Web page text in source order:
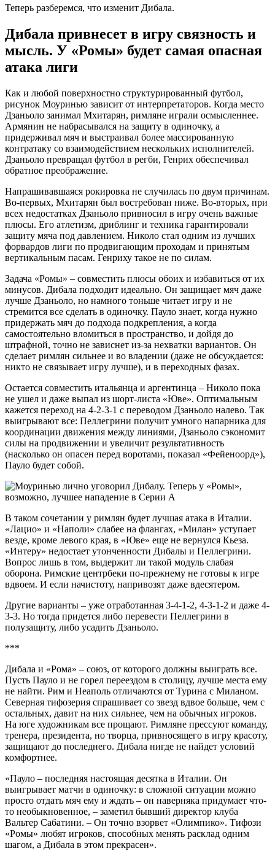
Теперь разберемся, что изменит Дибала.
Дибала привнесет в игру связность и
мысль. У «Ромы» будет самая опасная
атака лиги
Как и любой поверхностно структурированный футбол,
рисунок Моуринью зависит от интерпретаторов. Когда место
Дзаньоло занимал Мхитарян, римляне играли осмысленнее.
Армянин не набрасывался на защиту в одиночку, а
придерживал мяч и выстраивал более массированную
контратаку со взаимодействием нескольких исполнителей.
Дзаньоло превращал футбол в регби, Генрих обеспечивал
обратное преображение.
Напрашивавшаяся рокировка не случилась по двум причинам.
Во-первых, Мхитарян был востребован ниже. Во-вторых, при
всех недостатках Дзаньоло привносил в игру очень важные
плюсы. Его атлетизм, дриблинг и техника гарантировали
защиту мяча под давлением. Николо стал одним из лучших
форвардов лиги по продвигающим проходам и принятым
вертикальным пасам. Генриху такое не по силам.
Задача «Ромы» – совместить плюсы обоих и избавиться от их
минусов. Дибала подходит идеально. Он защищает мяч даже
лучше Дзаньоло, но намного тоньше читает игру и не
стремится все сделать в одиночку. Пауло знает, когда нужно
придержать мяч до подхода подкрепления, а когда
самостоятельно вломиться в пространство, и дойдя до
штрафной, точно не зависнет из-за нехватки вариантов. Он
сделает римлян сильнее и во владении (даже не обсуждается:
никто не связывает игру лучше), и в переходных фазах.
Остается совместить итальянца и аргентинца – Николо пока
не ушел и даже выпал из шорт-листа «Юве». Оптимальным
кажется переход на 4-2-3-1 с переводом Дзаньоло налево. Так
выигрывают все: Пеллегрини получит умного напарника для
координации движения между линиями, Дзаньоло сэкономит
силы на продвижении и увеличит результативность
(насколько он опасен перед воротами, показал «Фейеноорд»),
Пауло будет собой.
В таком сочетании у римлян будет лучшая атака в Италии.
«Лацио» и «Наполи» слабее на флангах, «Милан» уступает
везде, кроме левого края, в «Юве» еще не вернулся Кьеза.
«Интеру» недостает утонченности Дибалы и Пеллегрини.
Вопрос лишь в том, выдержит ли такой модуль слабая
оборона. Римские центрбеки по-прежнему не готовы к игре
вдвоем. И если начистоту, напривозят даже вдесятером.
Другие варианты – уже отработанная 3-4-1-2, 4-3-1-2 и даже 4-
3-3. Но тогда придется либо перевести Пеллегрини в
полузащиту, либо усадить Дзаньоло.
***
Дибала и «Рома» – союз, от которого должны выиграть все.
Пусть Пауло и не горел переездом в столицу, лучше места ему
не найти. Рим и Неаполь отличаются от Турина с Миланом.
Северная тифозерия спрашивает со звезд вдвое больше, чем с
остальных, давит на них сильнее, чем на обычных игроков.
На юге художникам все прощают. Римляне прессуют команду,
тренера, президента, но творца, привносящего в игру красоту,
защищают до последнего. Дибала нигде не найдет условий
комфортнее.
«Пауло – последняя настоящая десятка в Италии. Он
выигрывает матчи в одиночку: в сложной ситуации можно
просто отдать мяч ему и ждать – он наверняка придумает что-
то необыкновенное, – заметил бывший директор клуба
Вальтер Сабатини. – Он точно взорвет «Олимпико». Тифози
«Ромы» любят игроков, способных менять расклад одним
шагом, а Дибала в этом прекрасен».